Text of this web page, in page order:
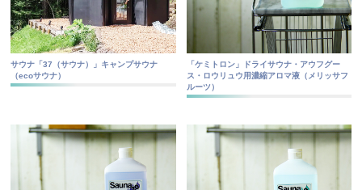
サウナ「37（サウナ）」キャンプサウナ
（ecoサウナ）
「ケミトロン」ドライサウナ・アウフグー
ス・ロウリュウ用濃縮アロマ液（メリッサフ
ルーツ）